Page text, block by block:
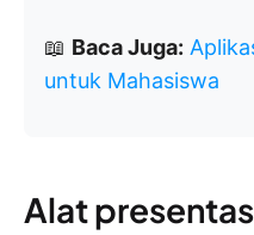
📖 Baca Juga:
untuk Mahasiswa
Alat